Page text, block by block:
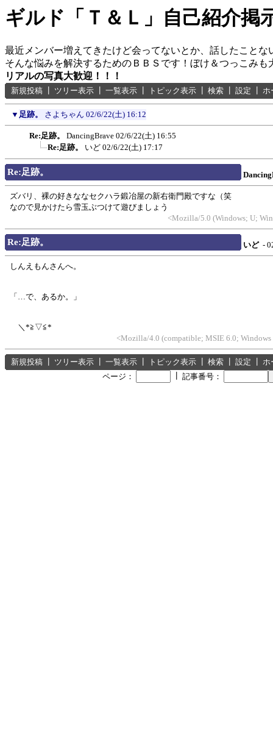
ギルド「Ｔ＆Ｌ」自己紹介掲
最近メンバー増えてきたけど会ってないとか、話したことな
そんな悩みを解決するためのＢＢＳです！ぼけ＆つっこみも
リアルの写真大歓迎！！！
新規投稿 ツリー表示 一覧表示 トピック表示 検索 設定 ホ
▼ 足跡。 さよちゃん 02/6/22(土) 16:12
Re:足跡。 DancingBrave 02/6/22(土) 16:55
Re:足跡。 いど 02/6/22(土) 17:17
Re:足跡。
ズバリ、裸の好きななセクハラ鍛冶屋の新右衛門殿ですな（笑
なので見かけたら雪玉ぶつけて遊びましょう
<Mozilla/5.0 (Windows; U;
Re:足跡。 いど -
しんえもんさんへ。
「…で、あるか。」
＼*≧▽≦*
<Mozilla/4.0 (compatible; MSIE 6.0;
新規投稿 ツリー表示 一覧表示 トピック表示 検索 設定
ホ
ページ：
記事番号：